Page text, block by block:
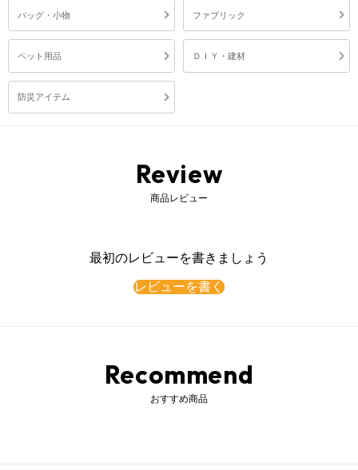
バッグ・小物 ファブリック
ペット用品 ＤＩＹ・建材
防災アイテム
Review
商品レビュー
最初のレビューを書きましょう
レビューを書く
Recommend
おすすめ商品